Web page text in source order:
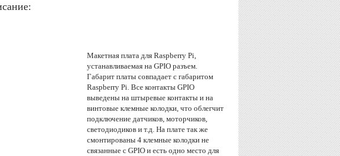
Макетная плата для Raspberry Pi,
устанавливаемая на GPIO разъем.
Габарит платы совпадает с габаритом
Raspberry Pi. Все контакты GPIO
выведены на штыревые контакты и на
винтовые клемные колодки, что облегчит
подключение датчиков, моторчиков,
светодиодиков и т.д. На плате так же
смонтированы 4 клемные колодки не
связанные с GPIO и есть одно место для